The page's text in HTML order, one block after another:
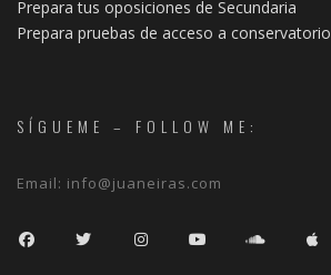
Prepara tus oposiciones de Secundaria
Prepara pruebas de acceso a conservatorio
SÍGUEME – FOLLOW ME:
Email: info@juaneiras.com